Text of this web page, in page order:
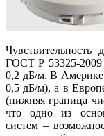
ГОСТ Р 53325-2009
0,2 дБ/м. В Америке
0,5 дБ/м), а в
(нижняя граница
что одно из
систем –